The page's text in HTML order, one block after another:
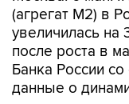
(агрегат М2) в
увеличилась на
после роста в
Банка России
данные о